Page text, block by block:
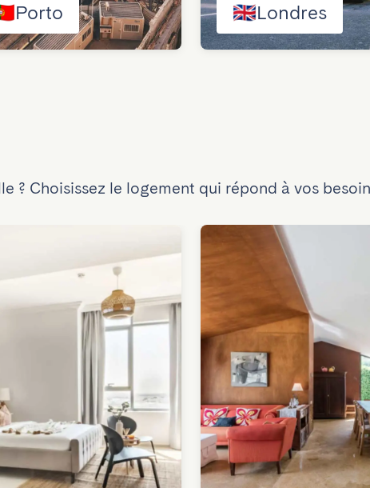
Porto 🇬🇧Londres
? Choisissez le logement qui répond à vos